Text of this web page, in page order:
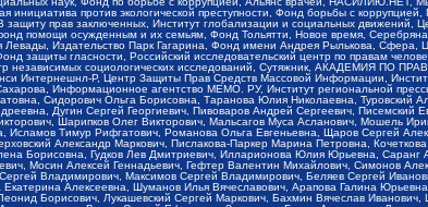
против экологической преступности, Фонд борьбы с
прав заключенных, Институт глобализации и социальных
помощи осужденным и их семьям, Фонд Тольятти, Новое время,
Издательство Парк Гагарина, Фонд имени Андрея Рылькова,
гласности, Российский исследовательский центр по правам
независимых социологических исследований, Сутяжник, АКАДЕМИЯ ПО
Интернешнл-Р, Центр Защиты Прав Средств Массовой Информации,
Информационное агентство МЕМО. РУ, Институт региональной
Сидорович Ольга Борисовна, Таранова Юлия Николаевна, Туровский
Дугин Сергей Георгиевич, Пивоваров Андрей Сергеевич, Писемский
Шарипков Олег Викторович, Мальсагов Муса Асланович, Мошель
Тимур Рифгатович, Романова Ольга Евгеньевна, Щаров Сергей
Александр Маркович, Пислакова-Паркер Марина Петровна,
Борисовна, Гудков Лев Дмитриевич, Илларионова Юлия Юрьевна,
Мосин Алексей Геннадьевич, Гефтер Валентин Михайлович, Симонов
Владимирович, Максимов Сергей Владимирович, Беляев Сергей
Алексеевна, Шуманов Илья Вячеславович, Арапова Галина
Борисович, Лукашевский Сергей Маркович, Бахмин Вячеслав